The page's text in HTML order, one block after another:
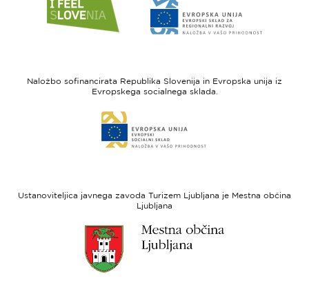
do
spletne
Slovenia
do
spletne
-
regionalni
Naložbo sofinancirata Republika Slovenija in Evropska unija iz
Evropskega socialnega sklada.
do
spletne
sklad
Ustanoviteljica javnega zavoda Turizem Ljubljana je Mestna občina
Ljubljana